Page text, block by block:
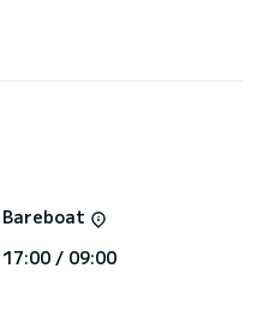
Bareboat
17:00 / 09:00